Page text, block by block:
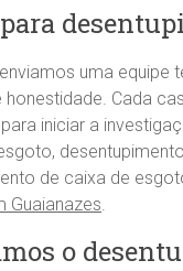
uma equipe
Cada
para iniciar a
de caixa de
Guaianazes.
o